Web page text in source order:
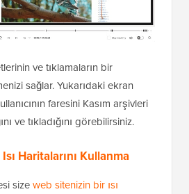
ve tıklamaların bir
sağlar. Yukarıdaki ekran
faresini Kasım arşivleri
ve tıkladığını görebilirsiniz.
Haritalarını Kullanma
sizeweb sitenizin bir ısı